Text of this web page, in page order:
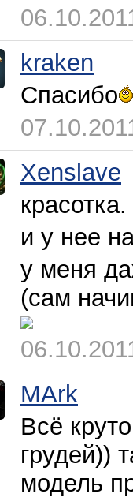
kraken
Спасибо
Xenslave
красотка.
и у нее
у меня
(сам
MArk
Всё
грудей))
модель